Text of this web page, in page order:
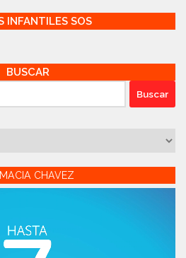
INFANTILES SOS
BUSCAR
CHAVEZ